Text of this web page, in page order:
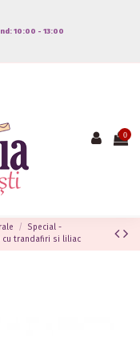
10:00 - 13:00
0
Special -
cu trandafiri si liliac